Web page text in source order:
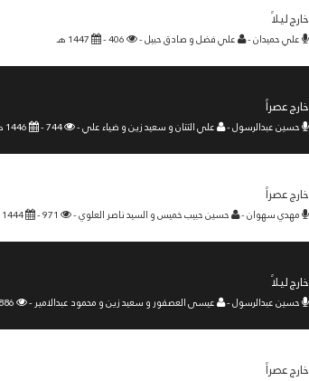
خارج ليلاً
علي حميدان - علي فضل و صادق حبيل -
خارج عصراً
حسين عبدالرسول - علي التتان و سعيد زين و ضياء علي -
خارج عصراً
مهدي سهوان - حسين حبيب خميس و السيد ناصر العلوي -
خارج ليلاً
حسين عبدالرسول - عيسى العصفور و سعيد زين و محمود عبدالامير -
خارج عصراً